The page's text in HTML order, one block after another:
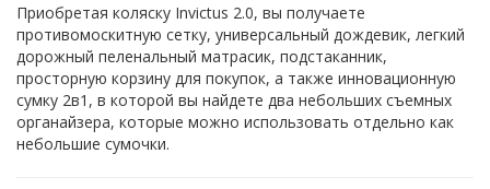
Приобретая коляску Invictus 2.0, вы получаете
противомоскитную сетку, универсальный дождевик, легкий
дорожный пеленальный матрасик, подстаканник,
просторную корзину для покупок, а также инновационную
сумку 2в1, в которой вы найдете два небольших съемных
органайзера, которые можно использовать отдельно как
небольшие сумочки.